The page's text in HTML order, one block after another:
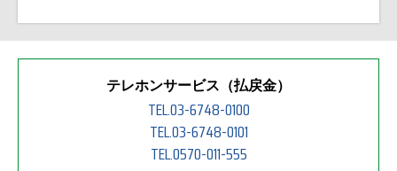
テレホンサービス（払戻金）
TEL.03-6748-0100
TEL.03-6748-0101
TEL.0570-011-555